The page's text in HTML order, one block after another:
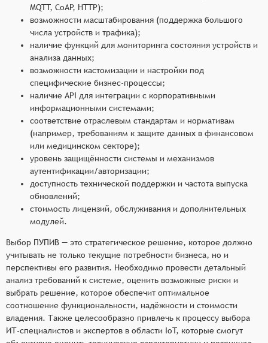
MQTT, CoAP, HTTP);
возможности масштабирования (поддержка большого
числа устройств и трафика);
наличие функций для мониторинга состояния устройств и
анализа данных;
возможности кастомизации и настройки под
специфические бизнес-процессы;
наличие API для интеграции с корпоративными
информационными системами;
соответствие отраслевым стандартам и нормативам
(например, требованиям к защите данных в финансовом
или медицинском секторе);
уровень защищённости системы и механизмов
аутентификации/авторизации;
доступность технической поддержки и частота выпуска
обновлений;
стоимость лицензий, обслуживания и дополнительных
модулей.
Выбор ПУПИВ — это стратегическое решение, которое должно
учитывать не только текущие потребности бизнеса, но и
перспективы его развития. Необходимо провести детальный
анализ требований к системе, оценить возможные риски и
выбрать решение, которое обеспечит оптимальное
соотношение функциональности, надёжности и стоимости
владения. Также целесообразно привлечь к процессу выбора
ИТ-специалистов и экспертов в области IoT, которые смогут